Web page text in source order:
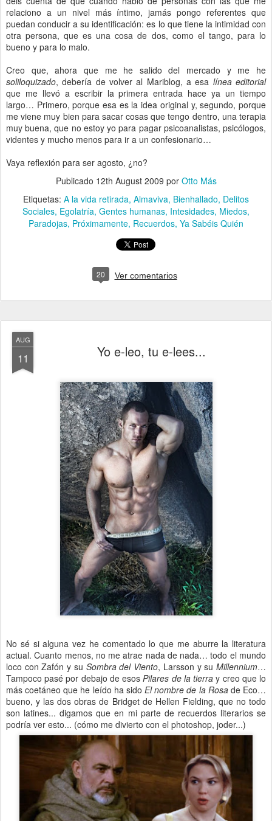
relaciono a un nivel más íntimo, jamás pongo referentes que
puedan conducir a su identificación: es lo que tiene la intimidad con
otra persona, que es una cosa de dos, como el tango, para lo
bueno y para lo malo.
Creo que, ahora que me he salido del mercado y me he
soliloquizado, debería de volver al Mariblog, a esa línea editorial
que me llevó a escribir la primera entrada hace ya un tiempo
largo… Primero, porque esa es la idea original y, segundo, porque
me viene muy bien para sacar cosas que tengo dentro, una terapia
muy buena, que no estoy yo para pagar psicoanalistas, psicólogos,
videntes y mucho menos para ir a un confesionario…
Vaya reflexión para ser agosto, ¿no?
Publicado 12th August 2009 por Otto Más
Etiquetas: A la vida retirada Almaviva Bienhallado Delitos
Sociales Egolatría Gentes humanas Intesidades Miedos
Paradojas Próximamente Recuerdos Ya Sabéis Quién
20 Ver comentarios
AUG
11 Yo e-leo, tu e-lees...
No sé si alguna vez he comentado lo que me aburre la literatura
actual. Cuanto menos, no me atrae nada de nada… todo el mundo
loco con Zafón y su Sombra del Viento, Larsson y suMillennium…
Tampoco pasé por debajo de esosPilares de la tierra y creo que lo
más coetáneo que he leído ha sidoEl nombre de la Rosade Eco…
bueno, y las dos obras de Bridget de Hellen Fielding, que no todo
son latines... digamos que en mi parte de recuerdos literarios se
podría ver esto... (cómo me divierto con el photoshop, joder...)